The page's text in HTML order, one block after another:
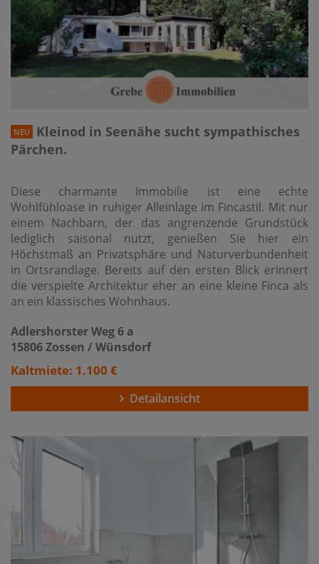
NEU
Kleinod in Seenähe sucht sympathisches
Pärchen.
Diese charmante Immobilie ist eine echte
Wohlfühloase in ruhiger Alleinlage im Fincastil. Mit nur
einem Nachbarn, der das angrenzende Grundstück
lediglich saisonal nutzt, genießen Sie hier ein
Höchstmaß an Privatsphäre und Naturverbundenheit
in Ortsrandlage. Bereits auf den ersten Blick erinnert
die verspielte Architektur eher an eine kleine Finca als
an ein klassisches Wohnhaus.
Adlershorster Weg 6 a
15806 Zossen / Wünsdorf
Kaltmiete: 1.100 €
Detailansicht